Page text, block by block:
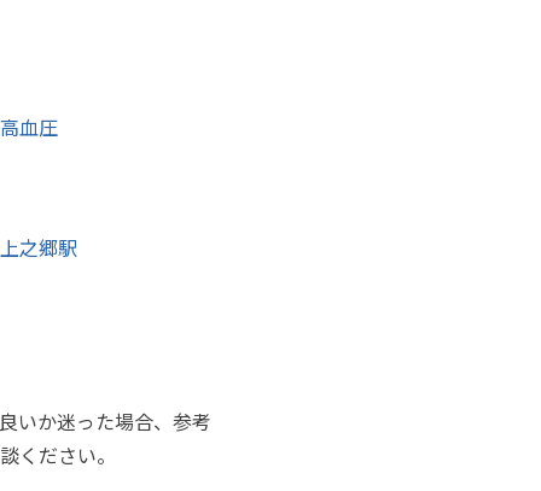
高血圧
上之郷駅
いか迷った場合、参考
ください。